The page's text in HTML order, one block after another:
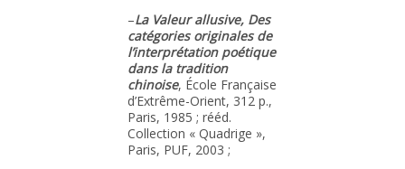
–La Valeur allusive, Des
catégories originales de
l’interprétation poétique
dans la tradition
chinoise, École Française
d’Extrême-Orient, 312 p.,
Paris, 1985 ; rééd.
Collection « Quadrige »,
Paris, PUF, 2003 ;